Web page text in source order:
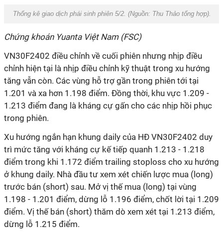
Thống kê giao dịch phái sinh phiên 5/2. (Nguồn: Thu Thảo tổng hợp).
Chứng khoán Yuanta Việt Nam (FSC)
VN30F2402 điều chỉnh về cuối phiên nhưng nhịp điều
chỉnh hiện tại là nhịp điều chỉnh kỹ thuật trong xu hướng
tăng vẫn còn. Các vùng hỗ trợ gần trong phiên tới tại
1.201 và xa hơn 1.198 điểm. Đồng thời, khu vực 1.209 -
1.213 điểm đang là kháng cự gấn cho các nhịp hồi phục
trong phiên.
Xu hướng ngắn hạn khung daily của HĐ VN30F2402 duy
trì mức tăng với kháng cự kế tiếp quanh 1.213 - 1.218
điểm trong khi 1.172 điểm trailing stoploss cho xu hướng
ở khung daily. Nhà đầu tư xem xét chiến lược mua (long)
trước bán (short) sau. Mở vị thế mua (long) tại vùng
1.198 - 1.201 điểm, dừng lỗ 1.196 điểm, chốt lời tại 1.209
điểm. Vị thế bán (short) thăm dò xem xét tại 1.213 điểm,
dừng lỗ 1.215 điểm.